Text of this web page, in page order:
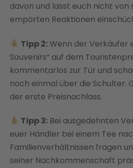
davon und lasst euch nicht von
empörten Reaktionen
Tipp 2:Wenn der Verkäufer
Souvenirs“ auf dem
kommentarlos zur Tür und
noch einmal über die Schulter.
der erste Preisnachlass.
Tipp 3: Bei ausgedehnten
euer Händler bei einem Tee
Familienverhältnissen fragen
seiner Nachkommenschaft